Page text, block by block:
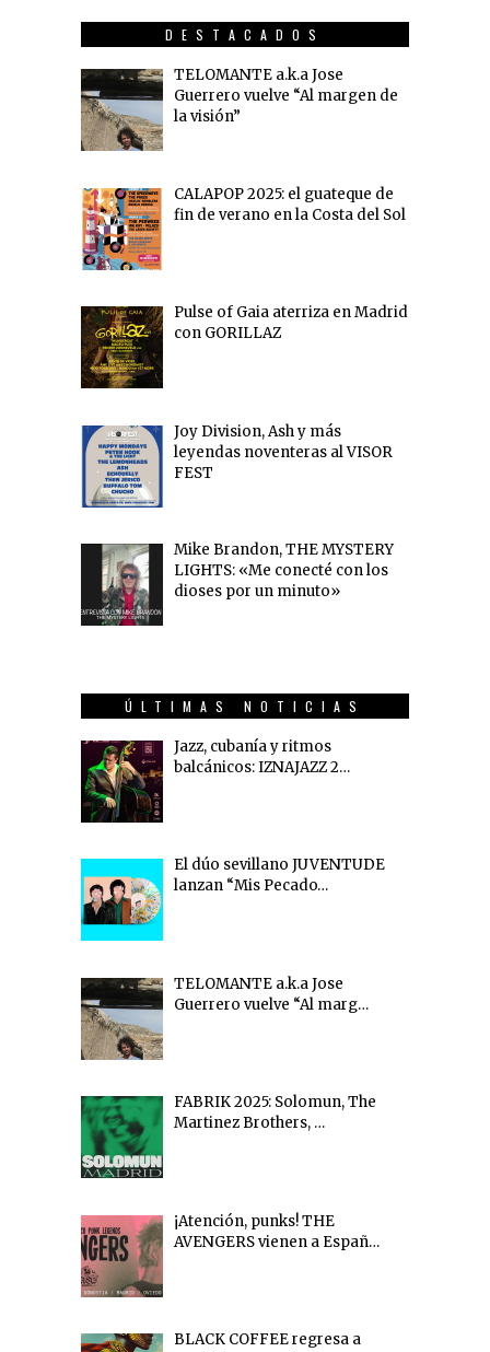
DESTACADOS
TELOMANTE a.k.a Jose
Guerrero vuelve “Al margen de
la visión”
CALAPOP 2025: el guateque de
fin de verano en la Costa del Sol
Pulse of Gaia aterriza en Madrid
con GORILLAZ
Joy Division, Ash y más
leyendas noventeras al VISOR
FEST
Mike Brandon, THE MYSTERY
LIGHTS: «Me conecté con los
dioses por un minuto»
ÚLTIMAS NOTICIAS
Jazz, cubanía y ritmos
balcánicos: IZNAJAZZ 2…
El dúo sevillano JUVENTUDE
lanzan “Mis Pecado…
TELOMANTE a.k.a Jose
Guerrero vuelve “Al marg…
FABRIK 2025: Solomun, The
Martinez Brothers, …
¡Atención, punks! THE
AVENGERS vienen a Españ…
BLACK COFFEE regresa a